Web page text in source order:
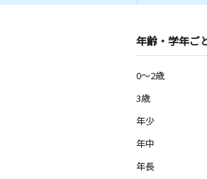
年齢・学年ご
0～2歳
3歳
年少
年中
年長